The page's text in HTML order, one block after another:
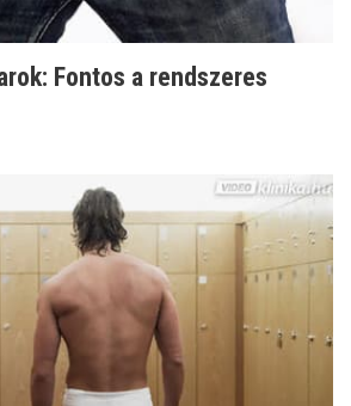
Fontos a rendszeres